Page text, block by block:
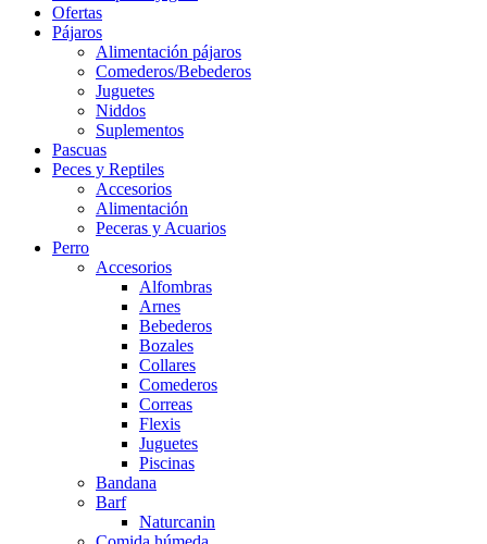
Ofertas
Pájaros
Alimentación pájaros
Comederos/Bebederos
Juguetes
Niddos
Suplementos
Pascuas
Peces y Reptiles
Accesorios
Alimentación
Peceras y Acuarios
Perro
Accesorios
Alfombras
Arnes
Bebederos
Bozales
Collares
Comederos
Correas
Flexis
Juguetes
Piscinas
Bandana
Barf
Naturcanin